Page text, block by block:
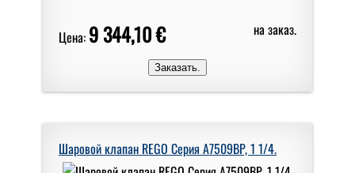
Цена: 9 344,10 € на заказ.
Шаровой клапан REGO Серия A7509BP, 1 1/4.